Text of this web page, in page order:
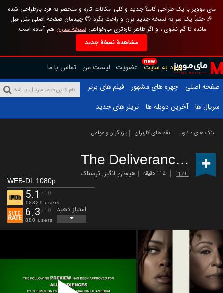
مای موویز با یک طراحی کاملاً جدید و کلی امکانات تازه و منحصر به فرد بازطراحی شده
🎉 حتماً یک سر به نسخهٔ جدید بزن و راحت بگرد 😊 چیدمان صفحهٔ اصلی مثل قبل
مانده تا گم نشوی ، و اگر ظاهر تازه‌تری می‌خواهینسخهٔ مدرن هم آماده است.
مشاهدهٔ نسخهٔ جدید
new
ورود به سایت عضویت لیست من تماس با ما
صفحه اصلی
چهره های مشهور
فیلم های برتر
سریال ها
آخرین دوبله ها تریلر های جدید
لینک های دانلود نقد های کاربران بازیگران و عوامل
The Deliverance (2024)
17+ 112 دقیقه هیجان انگیز,ترسناک
WEB-DL 1080p
5.1 /10
12321 users
6.3 /10
880 users
امتیاز دهید